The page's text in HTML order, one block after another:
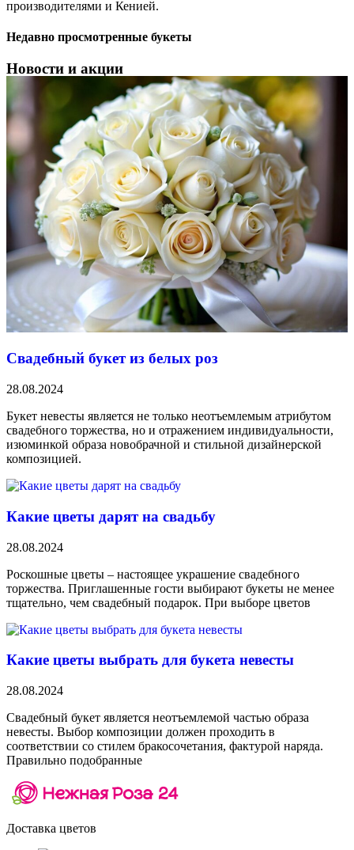
производителями и Кенией.
Недавно просмотренные букеты
Новости и акции
Свадебный букет из белых роз
28.08.2024
Букет невесты является не только неотъемлемым атрибутом
свадебного торжества, но и отражением индивидуальности,
изюминкой образа новобрачной и стильной дизайнерской
композицией.
Какие цветы дарят на свадьбу
28.08.2024
Роскошные цветы – настоящее украшение свадебного
торжества. Приглашенные гости выбирают букеты не менее
тщательно, чем свадебный подарок. При выборе цветов
Какие цветы выбрать для букета невесты
28.08.2024
Свадебный букет является неотъемлемой частью образа
невесты. Выбор композиции должен проходить в
соответствии со стилем бракосочетания, фактурой наряда.
Правильно подобранные
Доставка цветов